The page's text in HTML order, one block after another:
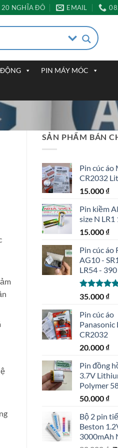
20 NGHĨA ĐÔ EMAIL
PIN MÁY MÓC
SẢN PHẨM BÁN
Pin cúc áo
CR2032
15.000 ₫
Pin kiềm
size N
15.000 ₫
Pin cúc áo
AG10 -
LR54 - 390
Được xếp
5 sao
35.000 ₫
Pin cúc áo
Panasonic
CR2032
20.000 ₫
Pin đồng
3.7V
Polymer
50.000 ₫
Bộ 2 pin
Beston
3000mAh